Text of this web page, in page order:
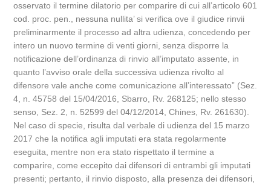
osservato il termine dilatorio per comparire di cui all’articolo 601
cod. proc. pen., nessuna nullita’ si verifica ove il giudice rinvii
preliminarmente il processo ad altra udienza, concedendo per
intero un nuovo termine di venti giorni, senza disporre la
notificazione dell’ordinanza di rinvio all’imputato assente, in
quanto l’avviso orale della successiva udienza rivolto al
difensore vale anche come comunicazione all’interessato” (Sez.
4, n. 45758 del 15/04/2016, Sbarro, Rv. 268125; nello stesso
senso, Sez. 2, n. 52599 del 04/12/2014, Chines, Rv. 261630).
Nel caso di specie, risulta dal verbale di udienza del 15 marzo
2017 che la notifica agli imputati era stata regolarmente
eseguita, mentre non era stato rispettato il termine a
comparire, come eccepito dai difensori di entrambi gli imputati
presenti; pertanto, il rinvio disposto, alla presenza dei difensori,